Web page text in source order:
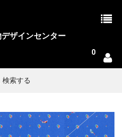
ザインセンター
0
検索する